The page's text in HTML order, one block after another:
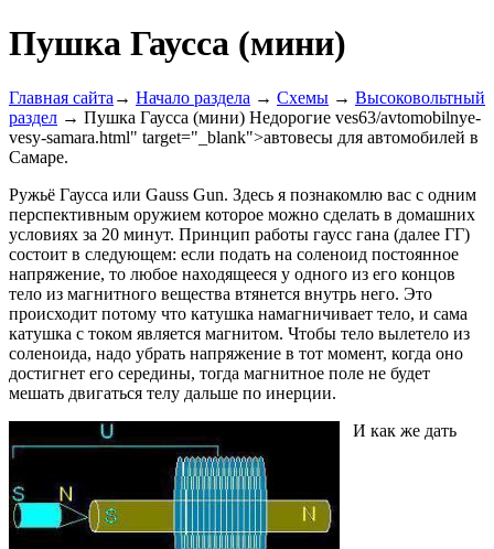
Пушка Гаусса (мини)
Главная сайта → Начало раздела → Схемы → Высоковольтный
раздел → Пушка Гаусса (мини) Недорогие ves63/avtomobilnye-
vesy-samara.html" target="_blank">автовесы для автомобилей в
Самаре.
Ружьё Гаусса или Gauss Gun. Здесь я познакомлю вас с одним
перспективным оружием которое можно сделать в домашних
условиях за 20 минут. Принцип работы гаусс гана (далее ГГ)
состоит в следующем: если подать на соленоид постоянное
напряжение, то любое находящееся у одного из его концов
тело из магнитного вещества втянется внутрь него. Это
происходит потому что катушка намагничивает тело, и сама
катушка с током является магнитом. Чтобы тело вылетело из
соленоида, надо убрать напряжение в тот момент, когда оно
достигнет его середины, тогда магнитное поле не будет
мешать двигаться телу дальше по инерции.
И как же дать